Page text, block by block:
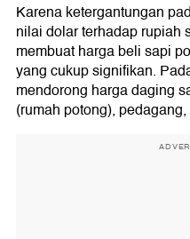
Karena ketergantungan
nilai dolar terhadap rupiah
membuat harga beli sapi
yang cukup signifikan.
mendorong harga daging
(rumah potong),